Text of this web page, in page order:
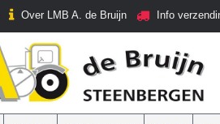
Over LMB A. de Bruijn Info